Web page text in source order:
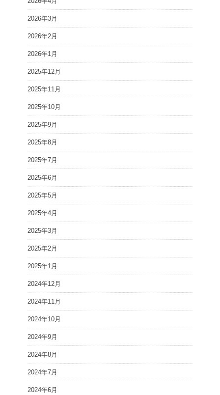
2026年3月
2026年2月
2026年1月
2025年12月
2025年11月
2025年10月
2025年9月
2025年8月
2025年7月
2025年6月
2025年5月
2025年4月
2025年3月
2025年2月
2025年1月
2024年12月
2024年11月
2024年10月
2024年9月
2024年8月
2024年7月
2024年6月